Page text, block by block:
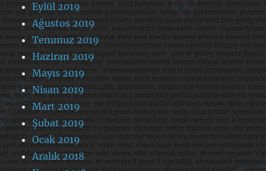
Eylül 2019
Ağustos 2019
Temmuz 2019
Haziran 2019
Mayıs 2019
Nisan 2019
Mart 2019
Şubat 2019
Ocak 2019
Aralık 2018